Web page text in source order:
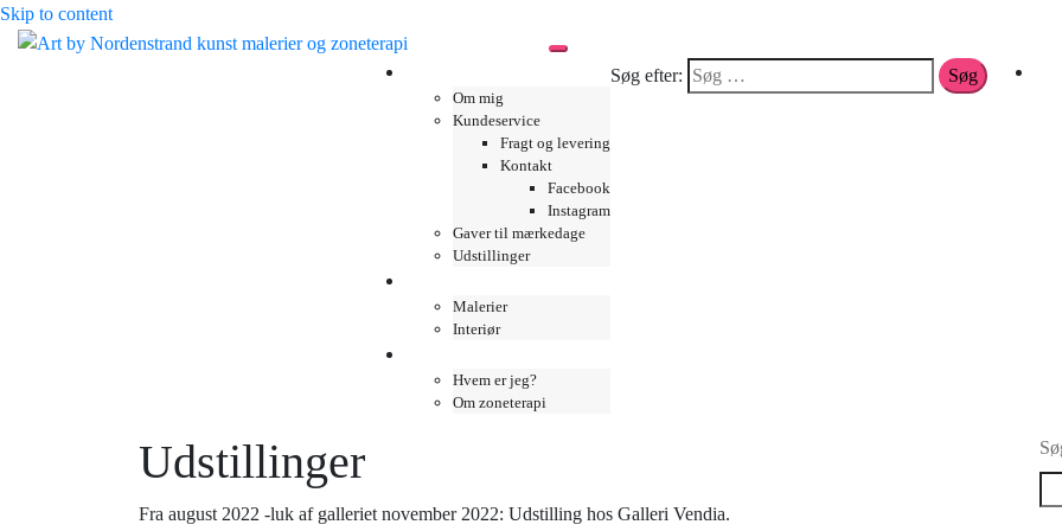
Skip to content
Toggle mobile menu
Om mig
Kundeservice
Fragt og levering
Kontakt
Facebook
Instagram
Gaver til mærkedage
Udstillinger
Malerier
Interiør
Hvem er jeg?
Om zoneterapi
Søg efter:
Udstillinger
Fra august 2022 -luk af galleriet november 2022: Udstilling hos Galleri Vendia.